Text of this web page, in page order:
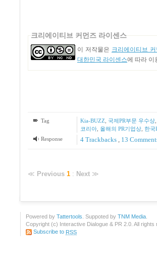
크리에이티브 커먼즈 라이센스
이 저작물은 크리에이티브
대한민국 라이센스에 따라 이
Tag Kia-BUZZ 국제PR부문 우수상,
코리아, 올해의 PR기업상, 한국
Response
4Trackbacks 13
≪ Previous 1 : Next ≫
Powered by Tattertools . Suppoted by TNM Media
Copyright (c) Interactive Dialogue & PR 2.0. All rights
Subscribe to RSS